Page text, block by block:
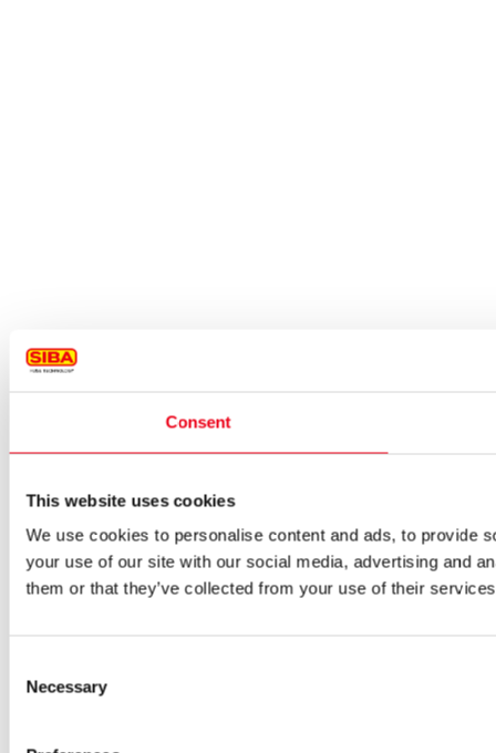
Consent
This website uses cookies
We use cookies to personalise content and ads, to provide
your use of our site with our social media, advertising and
them or that they’ve collected from your use of their
Selection
Necessary